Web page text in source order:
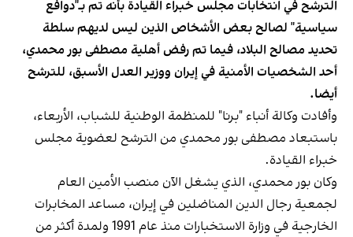
الترشح في انتخابات مجلس خبراء القيادة بأنه تم بـ"دوافع
سياسية" لصالح بعض الأشخاص الذين ليس لديهم سلطة
تحديد مصالح البلاد، فيما تم رفض أهلية مصطفى بور محمدي،
أحد الشخصيات الأمنية في إيران ووزير العدل الأسبق، للترشح
أيضا.
وأفادت وكالة أنباء "برنا" للمنظمة الوطنية للشباب، الأربعاء،
باستبعاد مصطفى بور محمدي من الترشح لعضوية مجلس
خبراء القيادة.
وكان بور محمدي، الذي يشغل الآن منصب الأمين العام
لجمعية رجال الدين المناضلين في إيران، مساعد المخابرات
الخارجية في وزارة الاستخبارات منذ عام 1991 ولمدة أكثر من